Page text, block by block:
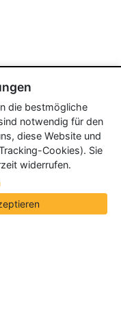
die bestmögliche
notwendig für den
diese Website und
Cookies). Sie
widerrufen.